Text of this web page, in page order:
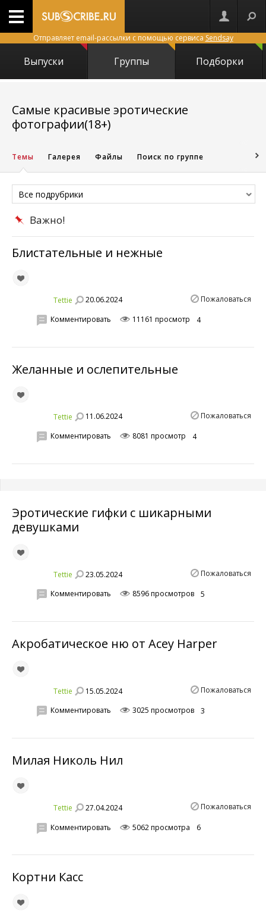
Отправляет email-рассылки с помощью сервиса Sendsay
Выпуски Группы Подборки
Самые красивые эротические
фотографии(18+)
611
Темы Галерея Файлы Поиск по группе
Все подрубрики
Важно!
Блистательные и нежные
Tettie 20.06.2024 Пожаловаться
Комментировать 11161 просмотр 4
Желанные и ослепительные
Tettie 11.06.2024 Пожаловаться
Комментировать 8081 просмотр 4
Эротические гифки с шикарными
девушками
Tettie 23.05.2024 Пожаловаться
Комментировать 8596 просмотров 5
Акробатическое ню от Acey Harper
Tettie 15.05.2024 Пожаловаться
Комментировать 3025 просмотров 3
Милая Николь Нил
Tettie 27.04.2024 Пожаловаться
Комментировать 5062 просмотра 6
Кортни Касс